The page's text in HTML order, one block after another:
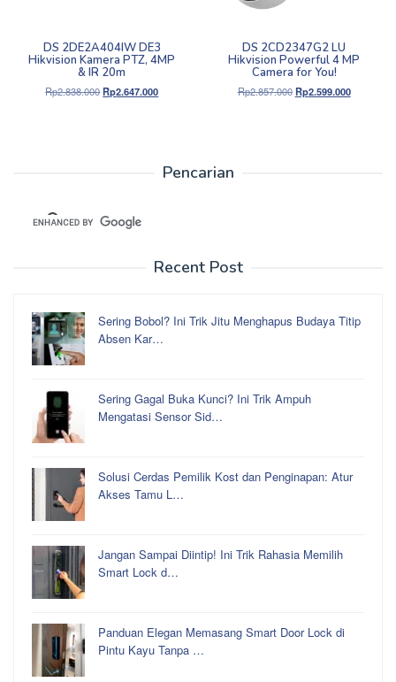
DS 2DE2A404IW DE3
Hikvision Kamera PTZ, 4MP
& IR 20m
Rp2.838.000Harga
Rp2.647.000Harga
DS 2CD2347G2 LU
Hikvision Powerful 4 MP
Camera for You!
Rp2.857.000 Harga
Rp2.599.000Harga
Pencarian
Recent Post
Sering Bobol? Ini Trik Jitu Menghapus Budaya Titip
Absen Kar…
Sering Gagal Buka Kunci? Ini Trik Ampuh
Mengatasi Sensor Sid…
Solusi Cerdas Pemilik Kost dan Penginapan: Atur
Akses Tamu L…
Jangan Sampai Diintip! Ini Trik Rahasia Memilih
Smart Lock d…
Panduan Elegan Memasang Smart Door Lock di
Pintu Kayu Tanpa …